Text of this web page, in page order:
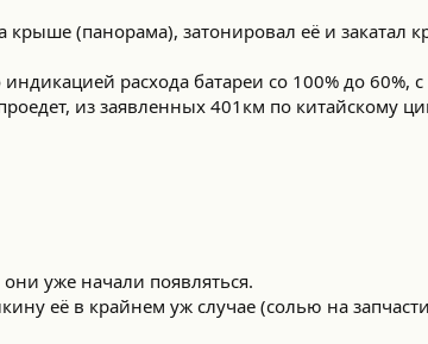
крыше (панорама), затонировал её и закатал
расхода батареи со 100% до 60%, с
из заявленных 401км по китайскому
уже начали появляться.
её в крайнем уж случае (солью на